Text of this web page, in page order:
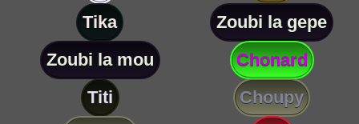
Tika
Zoubi la gepe
Zoubi la mou
Chonard
Titi
Choupy